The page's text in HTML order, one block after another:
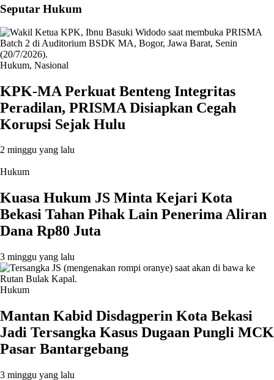
Seputar Hukum
Hukum, Nasional
KPK-MA Perkuat Benteng Integritas
Peradilan, PRISMA Disiapkan Cegah
Korupsi Sejak Hulu
2 minggu yang lalu
Hukum
Kuasa Hukum JS Minta Kejari Kota
Bekasi Tahan Pihak Lain Penerima Aliran
Dana Rp80 Juta
3 minggu yang lalu
Hukum
Mantan Kabid Disdagperin Kota Bekasi
Jadi Tersangka Kasus Dugaan Pungli MCK
Pasar Bantargebang
3 minggu yang lalu